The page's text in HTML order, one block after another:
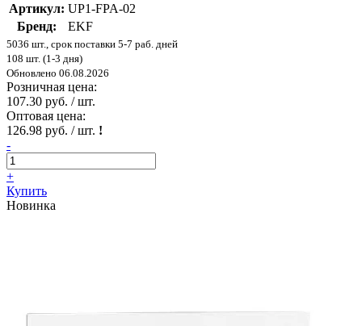
Артикул: UP1-FPA-02
Бренд:
EKF
5036 шт., срок поставки 5-7 раб. дней
108 шт. (1-3 дня)
Обновлено 06.08.2026
Розничная цена:
107.30 руб. / шт.
Оптовая цена:
126.98 руб. / шт. !
-
+
Купить
Новинка